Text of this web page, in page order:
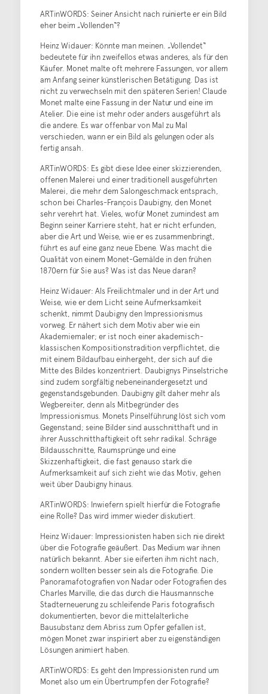
ARTinWORDS: Seiner Ansicht nach ruinierte er ein Bild
eher beim „Vollenden“?
Heinz Widauer: Könnte man meinen. „Vollendet“
bedeutete für ihn zweifellos etwas anderes, als für den
Käufer. Monet malte oft mehrere Fassungen, vor allem
am Anfang seiner künstlerischen Betätigung. Das ist
nicht zu verwechseln mit den späteren Serien! Claude
Monet malte eine Fassung in der Natur und eine im
Atelier. Die eine ist mehr oder anders ausgeführt als
die andere. Es war offenbar von Mal zu Mal
verschieden, wann er ein Bild als gelungen oder als
fertig ansah.
ARTinWORDS: Es gibt diese Idee einer skizzierenden,
offenen Malerei und einer traditionell ausgeführten
Malerei, die mehr dem Salongeschmack entsprach,
schon bei Charles-François Daubigny, den Monet
sehr verehrt hat. Vieles, wofür Monet zumindest am
Beginn seiner Karriere steht, hat er nicht erfunden,
aber die Art und Weise, wie er es zusammenbringt,
führt es auf eine ganz neue Ebene. Was macht die
Qualität von einem Monet-Gemälde in den frühen
1870ern für Sie aus? Was ist das Neue daran?
Heinz Widauer: Als Freilichtmaler und in der Art und
Weise, wie er dem Licht seine Aufmerksamkeit
schenkt, nimmt Daubigny den Impressionismus
vorweg. Er nähert sich dem Motiv aber wie ein
Akademiemaler; er ist noch einer akademisch-
klassischen Kompositionstradition verpflichtet, die
mit einem Bildaufbau einhergeht, der sich auf die
Mitte des Bildes konzentriert. Daubignys Pinselstriche
sind zudem sorgfältig nebeneinandergesetzt und
gegenstandsgebunden. Daubigny gilt daher mehr als
Wegbereiter, denn als Mitbegründer des
Impressionismus. Monets Pinselführung löst sich vom
Gegenstand; seine Bilder sind ausschnitthaft und in
ihrer Ausschnitthaftigkeit oft sehr radikal. Schräge
Bildausschnitte, Raumsprünge und eine
Skizzenhaftigkeit, die fast genauso stark die
Aufmerksamkeit auf sich zieht wie das Motiv, gehen
weit über Daubigny hinaus.
ARTinWORDS: Inwiefern spielt hierfür die Fotografie
eine Rolle? Das wird immer wieder diskutiert.
Heinz Widauer: Impressionisten haben sich nie direkt
über die Fotografie geäußert. Das Medium war ihnen
natürlich bekannt. Aber sie eiferten ihm nicht nach,
sondern wollten besser sein als die Fotografie. Die
Panoramafotografien von Nadar oder Fotografien des
Charles Marville, die das durch die Hausmannsche
Stadterneuerung zu schleifende Paris fotografisch
dokumentierten, bevor die mittelalterliche
Bausubstanz dem Abriss zum Opfer gefallen ist,
mögen Monet zwar inspiriert aber zu eigenständigen
Lösungen animiert haben.
ARTinWORDS: Es geht den Impressionisten rund um
Monet also um ein Übertrumpfen der Fotografie?